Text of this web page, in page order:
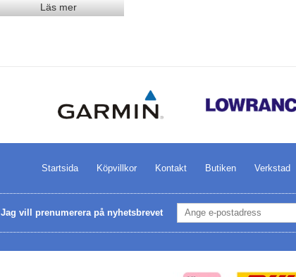
Läs mer
Startsida Köpvillkor Kontakt Butiken Verkstad
Jag vill prenumerera på nyhetsbrevet